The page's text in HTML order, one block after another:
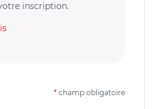
inscription.
* champ obligatoire